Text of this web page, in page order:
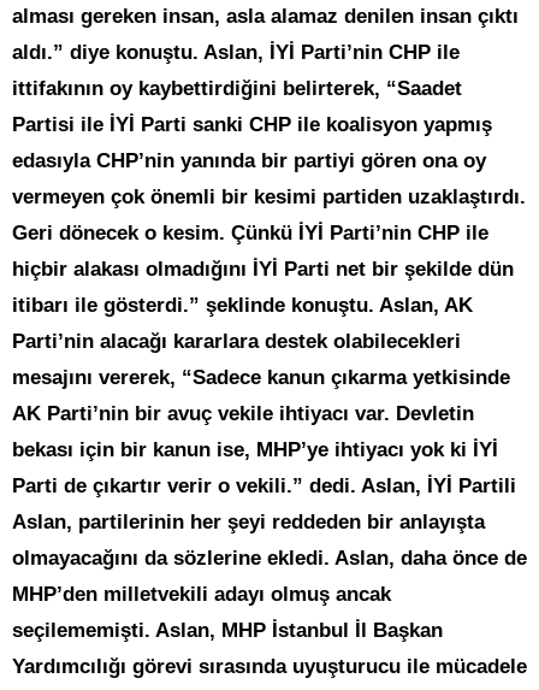
alması gereken insan, asla alamaz denilen insan çıktı
aldı.” diye konuştu. Aslan, İYİ Parti’nin CHP ile
ittifakının oy kaybettirdiğini belirterek, “Saadet
Partisi ile İYİ Parti sanki CHP ile koalisyon yapmış
edasıyla CHP’nin yanında bir partiyi gören ona oy
vermeyen çok önemli bir kesimi partiden uzaklaştırdı.
Geri dönecek o kesim. Çünkü İYİ Parti’nin CHP ile
hiçbir alakası olmadığını İYİ Parti net bir şekilde dün
itibarı ile gösterdi.” şeklinde konuştu. Aslan, AK
Parti’nin alacağı kararlara destek olabilecekleri
mesajını vererek, “Sadece kanun çıkarma yetkisinde
AK Parti’nin bir avuç vekile ihtiyacı var. Devletin
bekası için bir kanun ise, MHP’ye ihtiyacı yok ki İYİ
Parti de çıkartır verir o vekili.” dedi. Aslan, İYİ Partili
Aslan, partilerinin her şeyi reddeden bir anlayışta
olmayacağını da sözlerine ekledi. Aslan, daha önce de
MHP’den milletvekili adayı olmuş ancak
seçilememişti. Aslan, MHP İstanbul İl Başkan
Yardımcılığı görevi sırasında uyuşturucu ile mücadele